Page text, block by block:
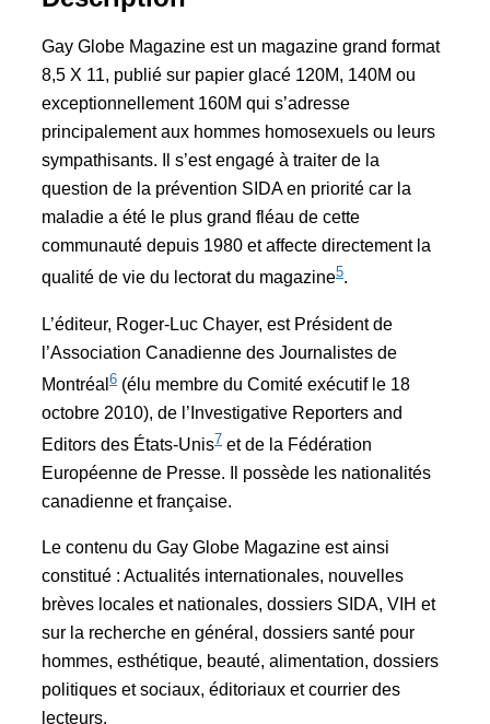
Gay Globe Magazine est un magazine grand format
8,5 X 11, publié sur papier glacé 120M, 140M ou
exceptionnellement 160M qui s’adresse
principalement aux hommes homosexuels ou leurs
sympathisants. Il s’est engagé à traiter de la
question de la prévention SIDA en priorité car la
maladie a été le plus grand fléau de cette
communauté depuis 1980 et affecte directement la
qualité de vie du lectorat du magazine5.
L’éditeur, Roger-Luc Chayer, est Président de
l’Association Canadienne des Journalistes de
Montréal 6 (élu membre du Comité exécutif le 18
octobre 2010), de l’Investigative Reporters and
Editors des États-Unis7 et de la Fédération
Européenne de Presse. Il possède les nationalités
canadienne et française.
Le contenu du Gay Globe Magazine est ainsi
constitué : Actualités internationales, nouvelles
brèves locales et nationales, dossiers SIDA, VIH et
sur la recherche en général, dossiers santé pour
hommes, esthétique, beauté, alimentation, dossiers
politiques et sociaux, éditoriaux et courrier des
lecteurs.